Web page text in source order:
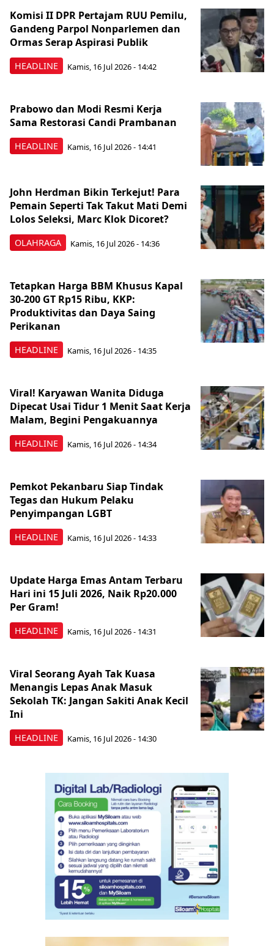
HEADLINE
Komisi II DPR Pertajam RUU Pemilu,
Gandeng Parpol Nonparlemen dan
Ormas Serap Aspirasi Publik
Kamis, 16 Jul 2026 - 14:42
HEADLINE
Prabowo dan Modi Resmi Kerja
Sama Restorasi Candi Prambanan
Kamis, 16 Jul 2026 - 14:41
OLAHRAGA
John Herdman Bikin Terkejut! Para
Pemain Seperti Tak Takut Mati Demi
Lolos Seleksi, Marc Klok Dicoret?
Kamis, 16 Jul 2026 - 14:36
HEADLINE
Tetapkan Harga BBM Khusus Kapal
30-200 GT Rp15 Ribu, KKP:
Produktivitas dan Daya Saing
Perikanan
Kamis, 16 Jul 2026 - 14:35
HEADLINE
Viral! Karyawan Wanita Diduga
Dipecat Usai Tidur 1 Menit Saat Kerja
Malam, Begini Pengakuannya
Kamis, 16 Jul 2026 - 14:34
HEADLINE
Pemkot Pekanbaru Siap Tindak
Tegas dan Hukum Pelaku
Penyimpangan LGBT
Kamis, 16 Jul 2026 - 14:33
HEADLINE
Update Harga Emas Antam Terbaru
Hari ini 15 Juli 2026, Naik Rp20.000
Per Gram!
Kamis, 16 Jul 2026 - 14:31
HEADLINE
Viral Seorang Ayah Tak Kuasa
Menangis Lepas Anak Masuk
Sekolah TK: Jangan Sakiti Anak Kecil
Ini
Kamis, 16 Jul 2026 - 14:30